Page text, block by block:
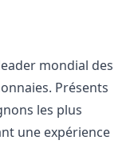
mondial des
Présents
les plus
une expérience